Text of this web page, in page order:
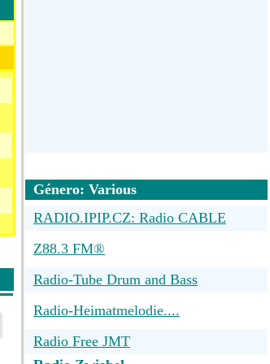
Género: Various
RADIO.IPIP.CZ: Radio CABLE
Z88.3 FM®
Radio-Tube Drum and Bass
Radio-Heimatmelodie....
Radio Free JMT